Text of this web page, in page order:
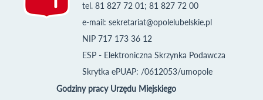
tel. 81 827 72 01; 81 827 72 00
e-mail: sekretariat@opolelubelskie.pl
NIP 717 173 36 12
ESP - Elektroniczna Skrzynka Podawcza
Skrytka ePUAP: /0612053/umopole
Godziny pracy Urzędu Miejskiego